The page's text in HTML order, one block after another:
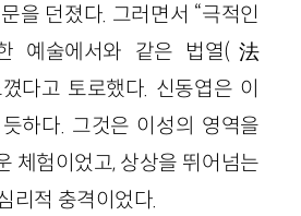
을 던졌다. 그러면서 “극적인
예술에서와 같은 법열(法
다고 토로했다. 신동엽은 이
하다. 그것은 이성의 영역을
체험이었고, 상상을 뛰어넘는
리적 충격이었다.